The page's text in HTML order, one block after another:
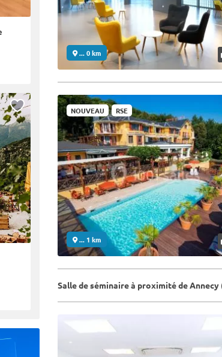
... 0 km
NOUVEAU RSE
... 1 km
Salle de séminaire à proximité de Annecy